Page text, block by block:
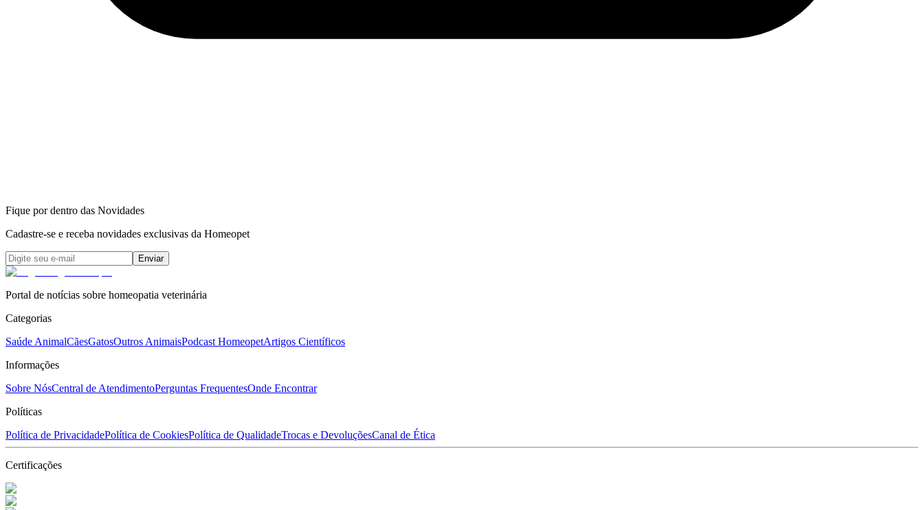
Fique por dentro das Novidades
Cadastre-se e receba novidades exclusivas da Homeopet
Enviar
Portal de notícias sobre homeopatia veterinária
Categorias
Saúde AnimalCãesGatosOutros AnimaisPodcast HomeopetArtigos Científicos
Informações
Sobre NósCentral de AtendimentoPerguntas FrequentesOnde Encontrar
Políticas
Política de PrivacidadePolítica de CookiesPolítica de QualidadeTrocas e DevoluçõesCanal de Ética
Certificações